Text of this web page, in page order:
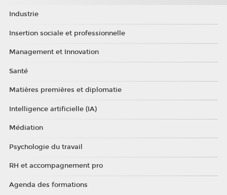
Industrie
Insertion sociale et professionnelle
Management et Innovation
Santé
Matières premières et diplomatie
Intelligence artificielle (IA)
Médiation
Psychologie du travail
RH et accompagnement pro
Agenda des formations